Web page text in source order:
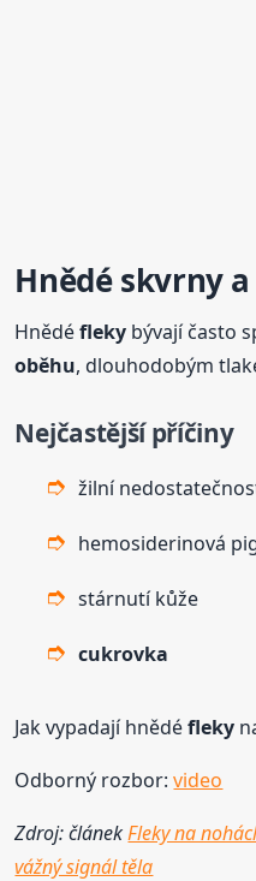
Hnědé skvrny a
Hnědéfleky bývají často
oběhu, dlouhodobým
Nejčastější příčiny
žilní
hemosiderinová
stárnutí kůže
cukrovka
Jak vypadají hnědéfleky
Odborný rozbor:video
Zdroj: článekFleky na
vážný signál těla